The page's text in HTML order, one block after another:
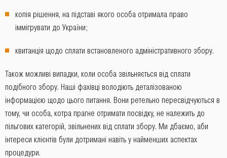
копія рішення, на підставі якого особа отримала право
іммігрувати до України;
квитанція щодо сплати встановленого адміністративного збору.
Також можливі випадки, коли особа звільняється від сплати
подібного збору. Наші фахівці володіють деталізованою
інформацією щодо цього питання. Вони ретельно пересвідчуються в
тому, чи особа, котра прагне отримати посвідку, не належить до
пільгових категорій, звільнених від сплати збору. Ми дбаємо, аби
інтереси клієнтів були дотримані навіть у найменших аспектах
процедури.